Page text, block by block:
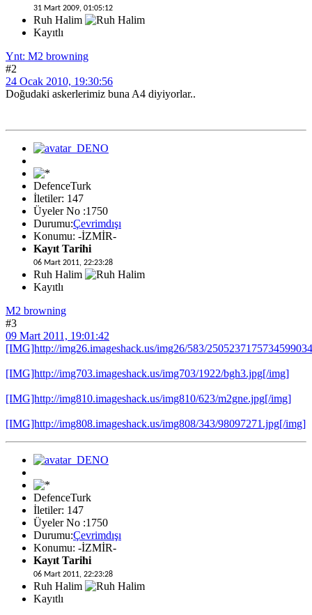
31 Mart 2009, 01:05:12
Ruh Halim
Kayıtlı
Ynt: M2 browning
#2
24 Ocak 2010, 19:30:56
Doğudaki askerlerimiz buna A4 diyiyorlar..
DefenceTurk
İletiler: 147
Üyeler No :1750
Durumu:Çevrimdışı
Konumu: -İZMİR-
Kayıt Tarihi
06 Mart 2011, 22:23:28
Ruh Halim
Kayıtlı
M2 browning
#3
09 Mart 2011, 19:01:42
[IMG]http://img26.imageshack.us/img26/583/
[IMG]http://img703.imageshack.us/img703/1922/bgh3.jpg[/img]
[IMG]http://img810.imageshack.us/img810/623/m2gne.jpg[/img]
[IMG]http://img808.imageshack.us/img808/343/98097271.jpg[/img]
DefenceTurk
İletiler: 147
Üyeler No :1750
Durumu:Çevrimdışı
Konumu: -İZMİR-
Kayıt Tarihi
06 Mart 2011, 22:23:28
Ruh Halim
Kayıtlı